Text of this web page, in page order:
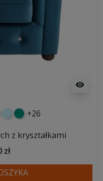
visibility
błękitny
turkusowy
+26
z kryształkami
zł